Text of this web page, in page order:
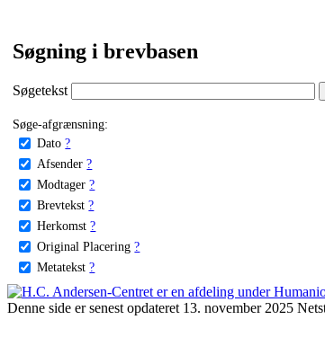
Søgning i brevbasen
Søgetekst
Søge-afgrænsning:
Dato ?
Afsender ?
Modtager ?
Brevtekst ?
Herkomst ?
Original Placering ?
Metatekst ?
Denne side er senest opdateret 13. november 2025